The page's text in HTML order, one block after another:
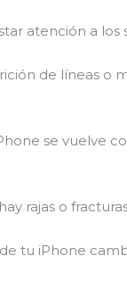
atención a los
de líneas o
se vuelve
rajas o
tu iPhone